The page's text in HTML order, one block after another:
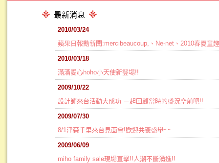
最新消息
2010/03/24
蘋果日報動新聞:mercibeaucoup,、Ne-net、2010春夏童
2010/03/18
滿滿愛心hoho小天使新豋場!!
2009/10/22
設計師來台活動大成功 ㄧ起回顧當時的盛況空前吧!!
2009/07/30
8/1津森千里來台見面會!歡迎共襄盛舉~~
2009/06/09
miho family sale現場直擊!!人潮不斷湧進!!